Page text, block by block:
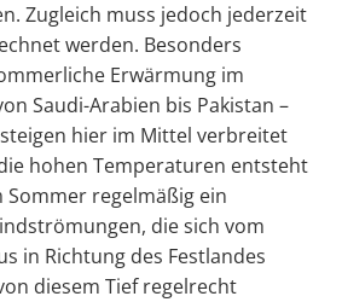
Zugleich muss jedoch jederzeit
werden. Besonders
Erwärmung im
Saudi-Arabien bis Pakistan –
hier im Mittel verbreitet
hohen Temperaturen entsteht
Sommer regelmäßig ein
die sich vom
in Richtung des Festlandes
diesem Tief regelrecht